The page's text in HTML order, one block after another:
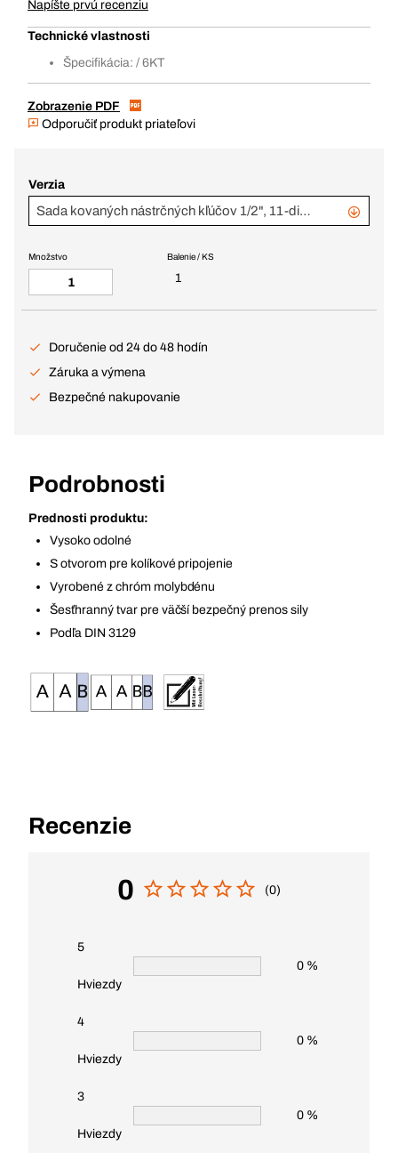
Napíšte prvú recenziu
Technické vlastnosti
Špecifikácia: / 6KT
Zobrazenie PDF
Odporučiť produkt priateľovi
Verzia
Sada kovaných nástrčných kľúčov 1/2", 11-dielna
Balenie / KS
1
Množstvo
Doručenie od 24 do 48 hodín
Záruka a výmena
Bezpečné nakupovanie
Podrobnosti
Prednosti produktu:
Vysoko odolné
S otvorom pre kolíkové pripojenie
Vyrobené z chróm molybdénu
Šesťhranný tvar pre väčší bezpečný prenos sily
Podľa DIN 3129
Recenzie
0 (0)
5
Hviezdy
0 %
4
Hviezdy
0 %
3
Hviezdy
0 %